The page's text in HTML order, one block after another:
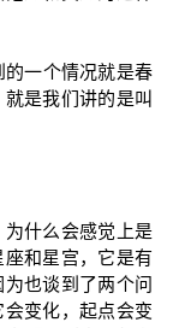
的一个情况就是春
是我们讲的是叫
什么会感觉上是
和星宫，它是有
也谈到了两个问
变化，起点会变